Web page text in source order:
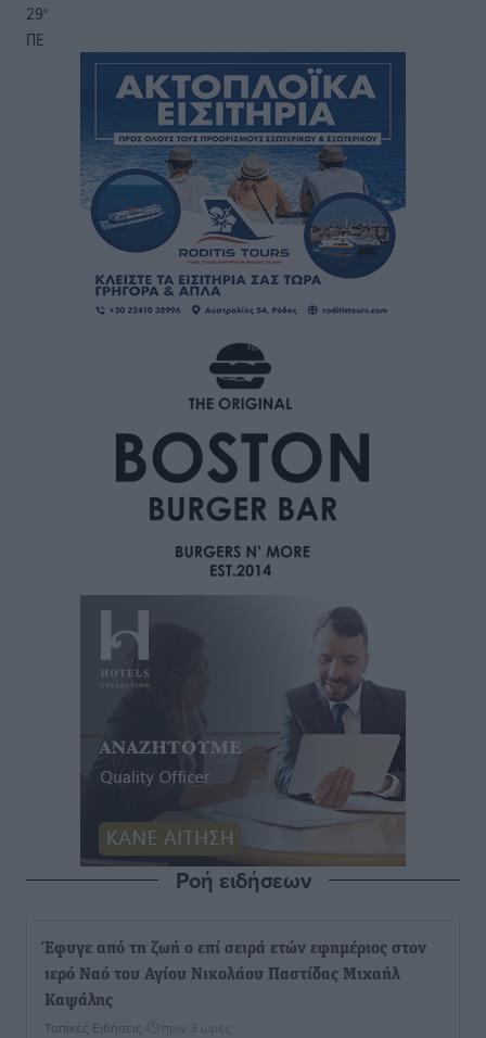
29°
ΠΕ
Ροή ειδήσεων
Έφυγε από τη ζωή ο επί σειρά ετών εφημέριος στον
ιερό Ναό του Αγίου Νικολάου Παστίδας Μιχαήλ
Καψάλης
Τοπικές Ειδήσεις πριν 3 ώρες